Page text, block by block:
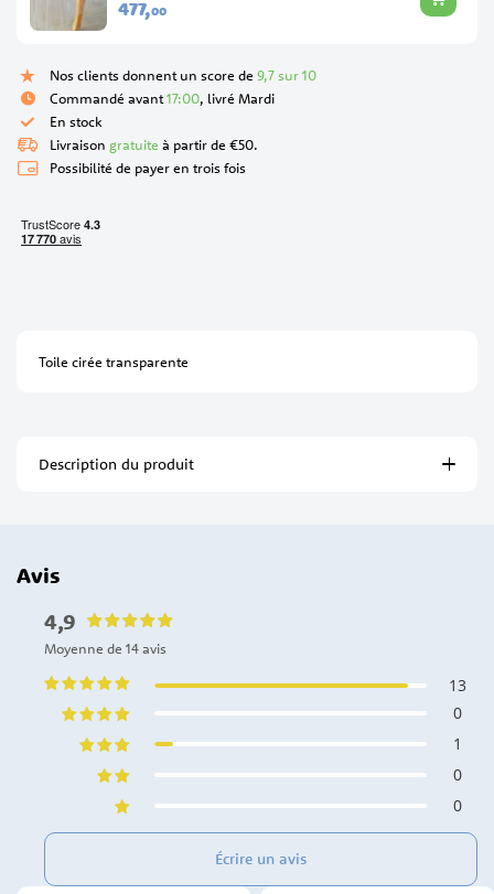
477,00
Nos clients donnent un score de 9,7 sur 10
Commandé avant17:00, livré Mardi
En stock
Livraison gratuite à partir de €50.
Possibilité de payer en trois fois
Toile cirée transparente
Description du produit
Avis
4,9
Moyenne de 14 avis
13
0
1
0
0
Écrire un avis